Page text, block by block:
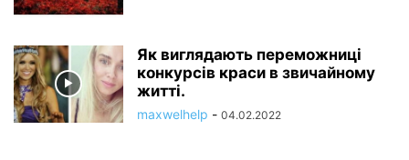
Як виглядають переможниці
конкурсів краси в звичайному
житті.
maxwelhelp - 04.02.2022